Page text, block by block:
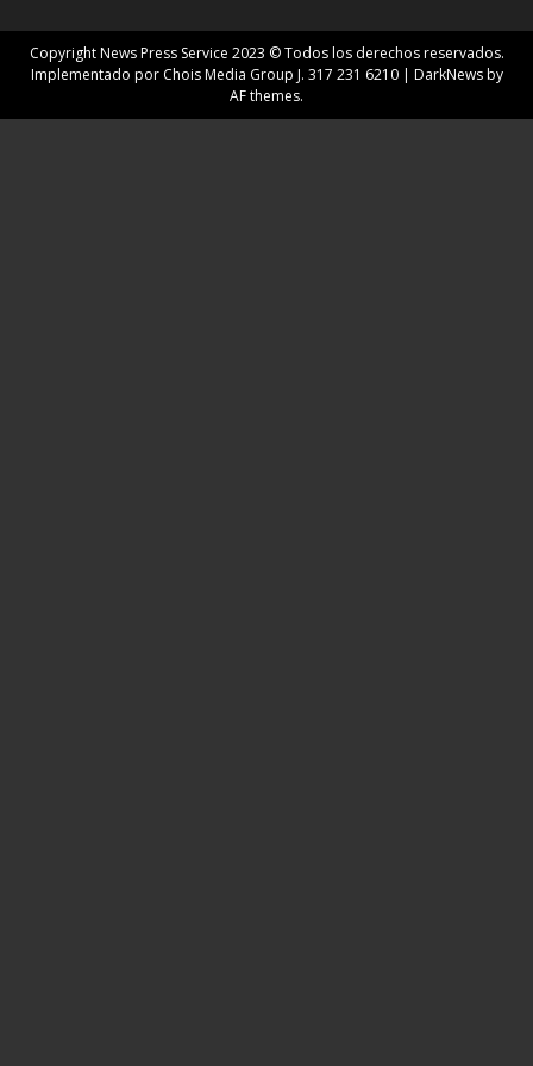
Copyright News Press Service 2023 © Todos los derechos reservados.
Implementado por Chois Media Group J. 317 231 6210 | DarkNewsby
AF themes.